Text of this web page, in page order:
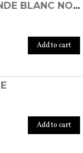
BUSTE HOMME BANDE BLANC NOIR
Add to cart
Add to cart